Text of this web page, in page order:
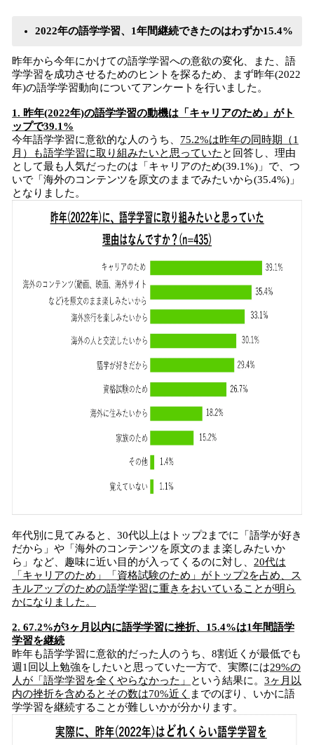
2022年の語学学習、1年間継続できたのはわずか15.4%
昨年から今年にかけての語学学習への意欲の変化、また、語
学学習を成功させるためのヒントを探るため、まず昨年(2022
年)の語学学習動向についてアンケートを行いました。
1. 昨年(2022年)の語学学習の動機は「キャリアのため」がト
ップで39.1%
今年語学学習に意欲的な人のうち、 75.2%は昨年の同時期（1
月）も語学学習に取り組みたいと思っていた と回答し、理由
として最も人気だったのは「キャリアのため(39.1%)」で、つ
いで「海外のコンテンツを原文のままでみたいから(35.4%)」
となりました。
年代別に見てみると、30代以上はトップ2までに「語学が好き
だから」や「海外のコンテンツを原文のまま楽しみたいか
ら」など、趣味に近い目的が入ってくるのに対し、 20代は
「キャリアのため」「資格試験のため」がトップ2を占め、ス
キルアップのための語学学習に重きをおいていることが明ら
かになりました。
2. 67.2%が3ヶ月以内に語学学習に挫折、15.4%は1年間語学
学習を継続
昨年も語学学習に意欲的だった人のうち、8割近くが最低でも
週1回以上勉強をしたいと思っていた一方で、実際には29%の
人が「語学学習を全くやらなかった」
という結果に。 3ヶ月以
内の挫折を含めるとその数は70%近く までのぼり、いかに語
学学習を継続することが難しいかが分かります。